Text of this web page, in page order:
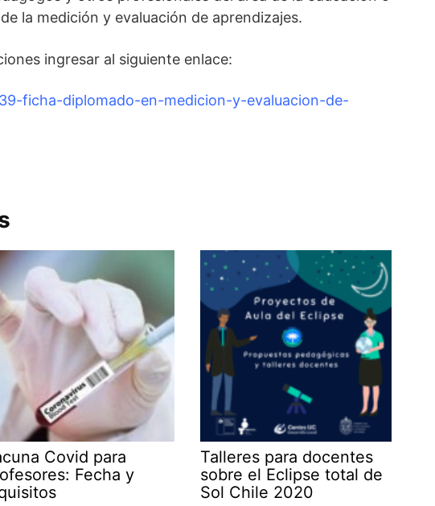
la medición y evaluación de aprendizajes.
ingresar al siguiente enlace:
ficha-diplomado-en-medicion-y-evaluacion-de-
Covid para
Fecha y
Talleres para docentes
sobre el Eclipse total de
Sol Chile 2020